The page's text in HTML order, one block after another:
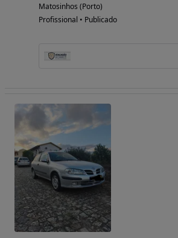
Matosinhos (Porto)
Profissional • Publicado